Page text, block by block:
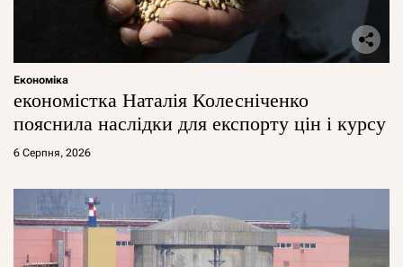
Економіка
економістка Наталія Колесніченко
пояснила наслідки для експорту цін і курсу
6 Серпня, 2026